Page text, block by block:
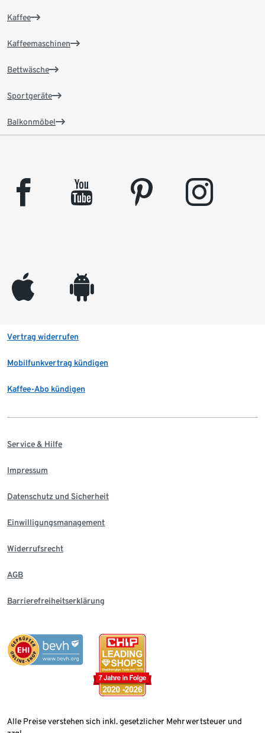
Kaffee
Kaffeemaschinen
Bettwäsche
Sportgeräte
Balkonmöbel
facebook youtube pinterest instagram
appleinc android
Vertrag widerrufen
Mobilfunkvertrag kündigen
Kaffee-Abo kündigen
Service & Hilfe
Impressum
Datenschutz und Sicherheit
Einwilligungsmanagement
Widerrufsrecht
AGB
Barrierefreiheitserklärung
Alle Preise verstehen sich inkl. gesetzlicher Mehrwertsteuer und